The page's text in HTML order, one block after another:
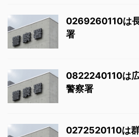
0269260110は
署
0822240110は
警察署
0272520110は